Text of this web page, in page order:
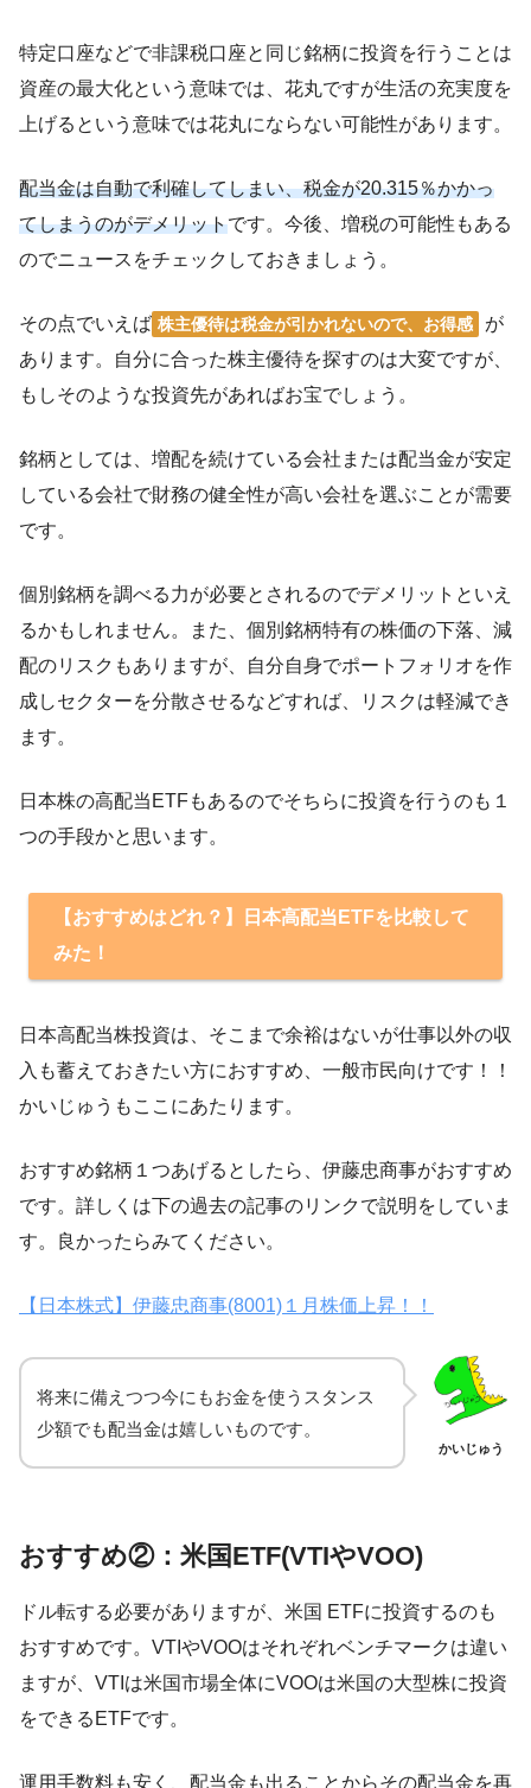
特定口座などで非課税口座と同じ銘柄に投資を行うことは
資産の最大化という意味では、花丸ですが生活の充実度を
上げるという意味では花丸にならない可能性があります。
配当金は自動で利確してしまい、税金が20.315％かかっ
てしまうのがデメリットです。今後、 増税の可能性 もある
のでニュースをチェックしておきましょう。
その点でいえば 株主優待は税金が引かれないので、お得感
が
あります。自分に合った株主優待を探すのは大変ですが、
もしそのような投資先があればお宝でしょう。
銘柄としては、 増配を続けている会社または配当金が安定
している会社で財務の健全性が高い会社を選ぶことが需要
です。
個別銘柄を調べる力が必要とされるのでデメリットといえ
るかもしれません。また、個別銘柄特有の株価の下落、減
配のリスクもありますが、自分自身でポートフォリオを作
成しセクターを分散させるなどすれば、リスクは軽減でき
ます。
日本株の高配当ETFもあるのでそちらに投資を行うのも１
つの手段かと思います。
【おすすめはどれ？】日本高配当ETFを比較して
みた！
日本高配当株投資は、そこまで余裕はないが仕事以外の収
入も蓄えておきたい方におすすめ、一般市民向けです！！
かいじゅうもここにあたります。
おすすめ銘柄１つあげるとしたら、伊藤忠商事がおすすめ
です。詳しくは下の過去の記事のリンクで説明をしていま
す。良かったらみてください。
【日本株式】伊藤忠商事(8001)１月株価上昇！！
かいじゅう
将来に備えつつ今にもお金を使うスタンス
少額でも配当金は嬉しいものです。
おすすめ②：米国ETF(VTIやVOO)
ドル転する必要がありますが、米国 ETFに投資するのも
おすすめです。VTIやVOOはそれぞれベンチマークは違い
ますが、VTIは米国市場全体にVOOは米国の大型株に投資
をできるETFです。
運用手数料も安く、配当金も出ることからその配当金を再